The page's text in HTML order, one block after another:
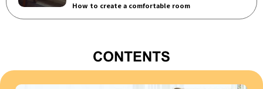
How to create a comfortable room